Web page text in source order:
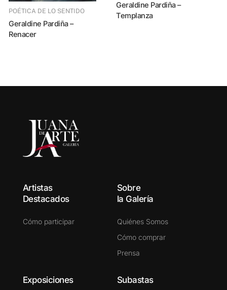
POÉTICA DE LO SENTIDO
Geraldine Pardiña –
Renacer
Geraldine Pardiña –
Templanza
Artistas
Destacados
Cómo participar
Sobre
la Galería
Quiénes Somos
Cómo comprar
Prensa
Exposiciones Subastas